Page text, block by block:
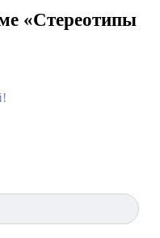
«Стереотипы